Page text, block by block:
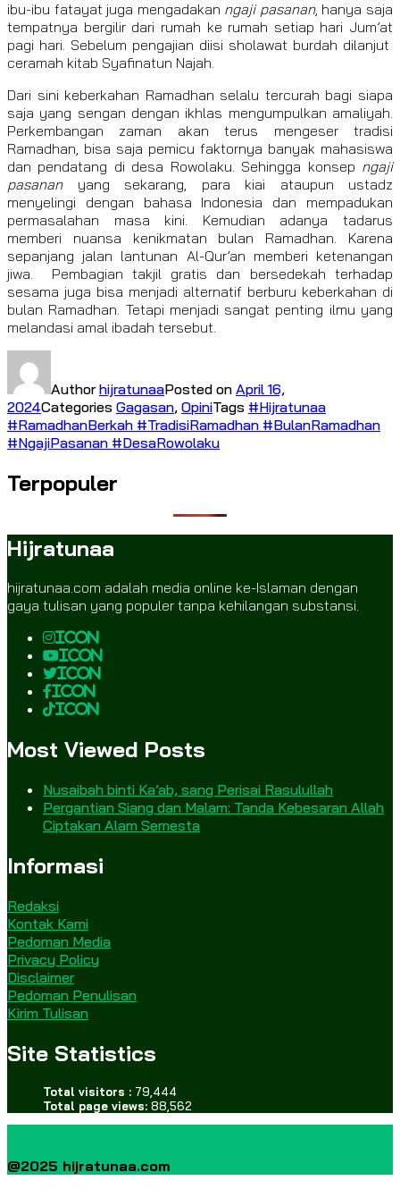
ibu-ibu fatayat juga mengadakan ngaji pasanan, hanya saja
tempatnya bergilir dari rumah ke rumah setiap hari Jum’at
pagi hari. Sebelum pengajian diisi sholawat burdah dilanjut
ceramah kitab Syafinatun Najah.
Dari sini keberkahan Ramadhan selalu tercurah bagi siapa
saja yang sengan dengan ikhlas mengumpulkan amaliyah.
Perkembangan zaman akan terus mengeser tradisi
Ramadhan, bisa saja pemicu faktornya banyak mahasiswa
dan pendatang di desa Rowolaku. Sehingga konsep ngaji
pasananyang sekarang, para kiai ataupun ustadz
menyelingi dengan bahasa Indonesia dan mempadukan
permasalahan masa kini. Kemudian adanya tadarus
memberi nuansa kenikmatan bulan Ramadhan. Karena
sepanjang jalan lantunan Al-Qur’an memberi ketenangan
jiwa. Pembagian takjil gratis dan bersedekah terhadap
sesama juga bisa menjadi alternatif berburu keberkahan di
bulan Ramadhan. Tetapi menjadi sangat penting ilmu yang
melandasi amal ibadah tersebut.
AuthorhijratunaaPosted on April 16,
2024Categories Gagasan, OpiniTags #Hijratunaa
#RamadhanBerkah #TradisiRamadhan #BulanRamadhan
#NgajiPasanan #DesaRowolaku
Terpopuler
Hijratunaa
hijratunaa.com adalah media online ke-Islaman dengan
gaya tulisan yang populer tanpa kehilangan substansi.
icon
icon
icon
icon
icon
Most Viewed Posts
Nusaibah binti Ka’ab, sang Perisai Rasulullah
Pergantian Siang dan Malam: Tanda Kebesaran Allah
Ciptakan Alam Semesta
Informasi
Redaksi
Kontak Kami
Pedoman Media
Privacy Policy
Disclaimer
Pedoman Penulisan
Kirim Tulisan
Site Statistics
Total visitors : 79,444
Total page views: 88,562
@2025 hijratunaa.com